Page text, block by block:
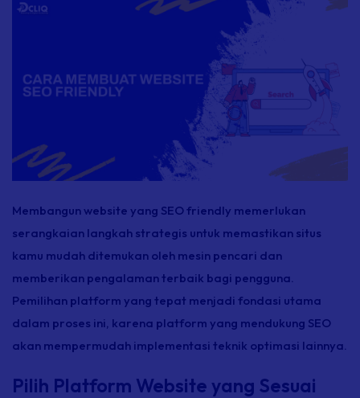
Membangunwebsite yang SEOfriendly memerlukan
serangkaian langkah strategis untuk memastikan situs
kamu mudah ditemukan oleh mesin pencari dan
memberikan pengalaman terbaik bagi pengguna.
Pemilihan platform yang tepat menjadi fondasi utama
dalam proses ini, karena platform yang mendukung SEO
akan mempermudah implementasi teknik optimasi lainnya.
Pilih Platform Website yang Sesuai